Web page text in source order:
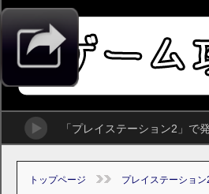
「プレイステーション2」
トップページ プレイステーション